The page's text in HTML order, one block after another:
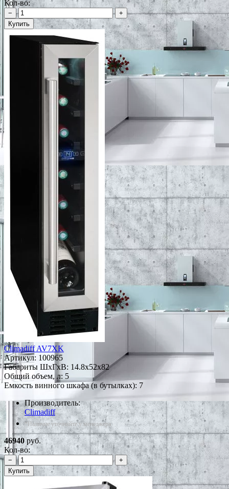
Кол-во:
−
+
Купить
Climadiff AV7XK
Артикул: 100965
Габариты ШxГxВ: 14.8x52x82
Общий объем, л: 5
Емкость винного шкафа (в бутылках): 7
Производитель:
Climadiff
*Наличие уточняйте у менеджера
46940руб.
Кол-во:
−
+
Купить